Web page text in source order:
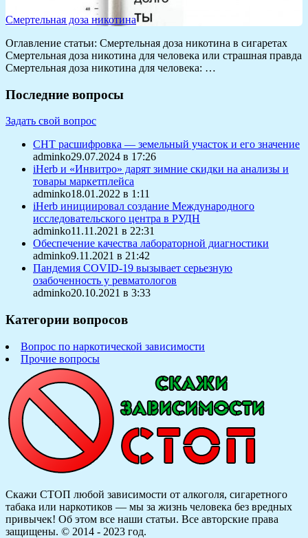
Смертельная доза никотина
Оглавление статьи: Смертельная доза никотина в сигаретах
Смертельная доза никотина для человека или страшная правда
Смертельная доза никотина для человека: …
Последние вопросы
Задать свой вопрос
СНТ расшифровка — земельный участок и его значение
adminko29.07.2024 в 17:26
iHerb и «Инвитро» дарят зимние скидки на анализы и
товары маркетплейса
adminko18.01.2022 в 1:11
iHerb инициировал создание Международного
исследовательского центра в РУДН
adminko11.11.2021 в 22:31
Обеспечение качества лабораторной диагностики
adminko9.11.2021 в 21:42
Пандемия COVID-19 вызывает серьезную
озабоченность у ревматологов
adminko20.10.2021 в 3:33
Категории вопросов
Вопрос по наркотической зависимости
Прочие вопросы
Скажи СТОП любой зависимости от алкоголя, сигаретного
табака или наркотиков — мы за жизнь человека без вредных
привычек! Об этом все наши статьи. Все авторские права
защищены. © 2014 - 2023 год.